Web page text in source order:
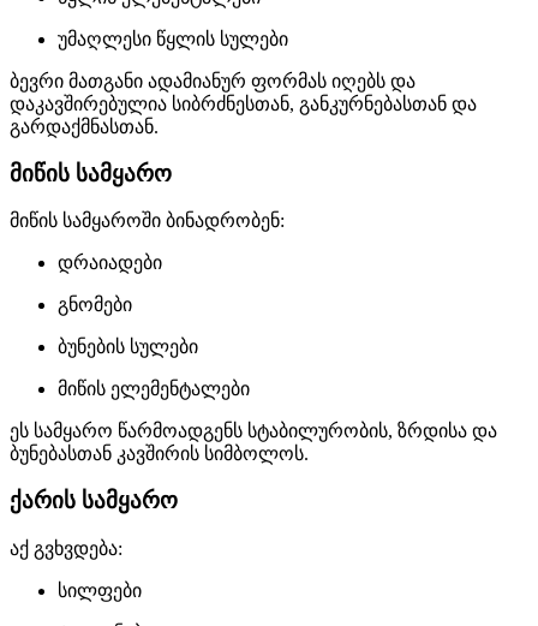
უმაღლესი წყლის სულები
ბევრი მათგანი ადამიანურ ფორმას იღებს და
დაკავშირებულია სიბრძნესთან, განკურნებასთან და
გარდაქმნასთან.
მიწის სამყარო
მიწის სამყაროში ბინადრობენ:
დრაიადები
გნომები
ბუნების სულები
მიწის ელემენტალები
ეს სამყარო წარმოადგენს სტაბილურობის, ზრდისა და
ბუნებასთან კავშირის სიმბოლოს.
ქარის სამყარო
აქ გვხვდება:
სილფები